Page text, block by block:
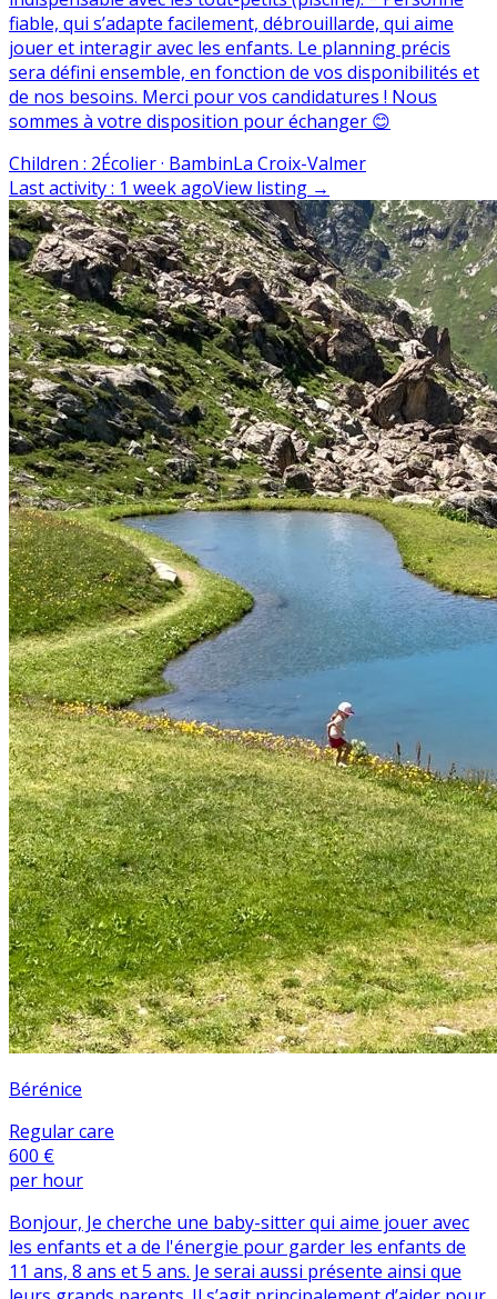
fiable, qui s’adapte facilement, débrouillarde, qui aime
jouer et interagir avec les enfants. Le planning précis
sera défini ensemble, en fonction de vos disponibilités et
de nos besoins. Merci pour vos candidatures ! Nous
sommes à votre disposition pour échanger 😊
Children : 2Écolier · BambinLa Croix-Valmer
Last activity: 1 week agoView listing →
Bérénice
Regular care
600 €
per hour
Bonjour, Je cherche une baby-sitter qui aime jouer avec
les enfants et a de l'énergie pour garder les enfants de
11 ans, 8 ans et 5 ans. Je serai aussi présente ainsi que